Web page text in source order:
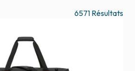
6571 Résultats